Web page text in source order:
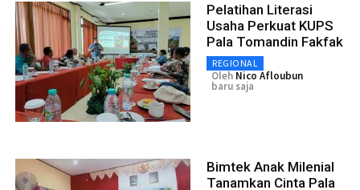
Pelatihan Literasi
Usaha Perkuat KUPS
Pala Tomandin Fakfak
REGIONAL
Oleh Nico Afloubun
baru saja
Bimtek Anak Milenial
Tanamkan Cinta Pala